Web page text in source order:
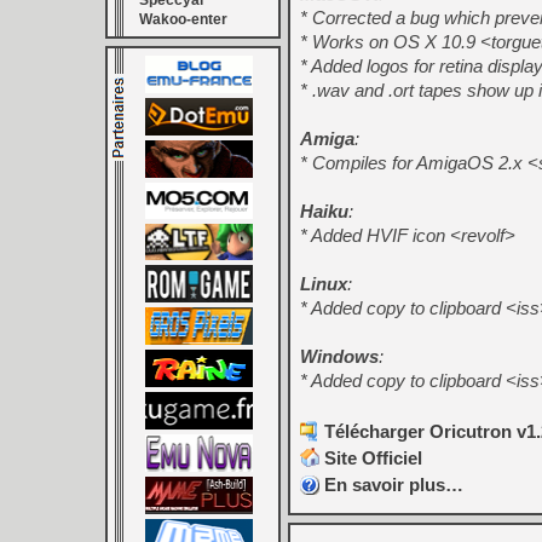
Wakoo-enter
* Corrected a bug which
* Works on OS X 10.9
* Added logos for retina
* .wav and .ort tapes show up
Amiga:
* Compiles for AmigaOS 2.x
Haiku:
* Added HVIF icon <revolf>
Linux:
* Added copy to clipboard
Windows:
* Added copy to clipboard
Télécharger Oricutron
Site Officiel
En savoir plus…